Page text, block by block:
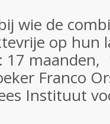
wie de
op hun
17
Franco
Instituut